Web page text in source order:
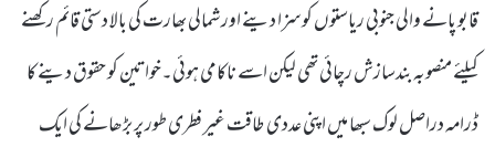
قابو پانے والی جنوبی ریاستوں کو سزا دینے اور شمالی بھارت کی بالا دستی قائم رکھنے
کیلئے منصوبہ بندسازش رچائی تھی لیکن اسے ناکامی ہوئی۔خواتین کو حقوق دینے کا
ڈرامہ دراصل لوک سبھا میں اپنی عددی طاقت غیر فطری طور پر بڑھانے کی ایک